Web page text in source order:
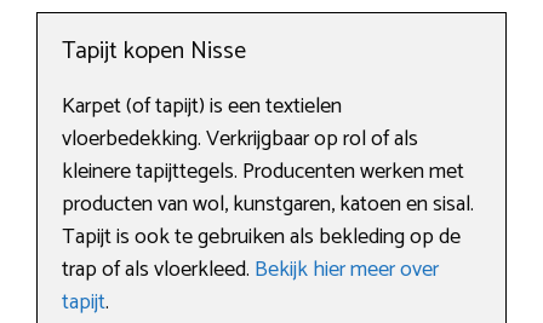
Tapijt kopen Nisse
Karpet (of tapijt) is een textielen
vloerbedekking. Verkrijgbaar op rol of als
kleinere tapijttegels. Producenten werken met
producten van wol, kunstgaren, katoen en sisal.
Tapijt is ook te gebruiken als bekleding op de
trap of als vloerkleed. Bekijk hier meer over
tapijt.